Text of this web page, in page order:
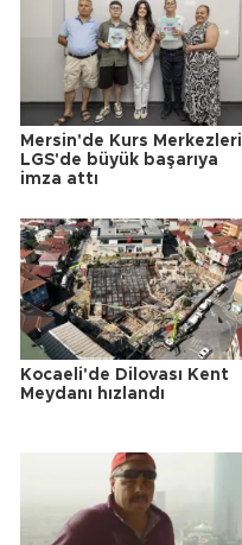
Mersin'de Kurs Merkezleri
LGS'de büyük başarıya
imza attı
Kocaeli'de Dilovası Kent
Meydanı hızlandı